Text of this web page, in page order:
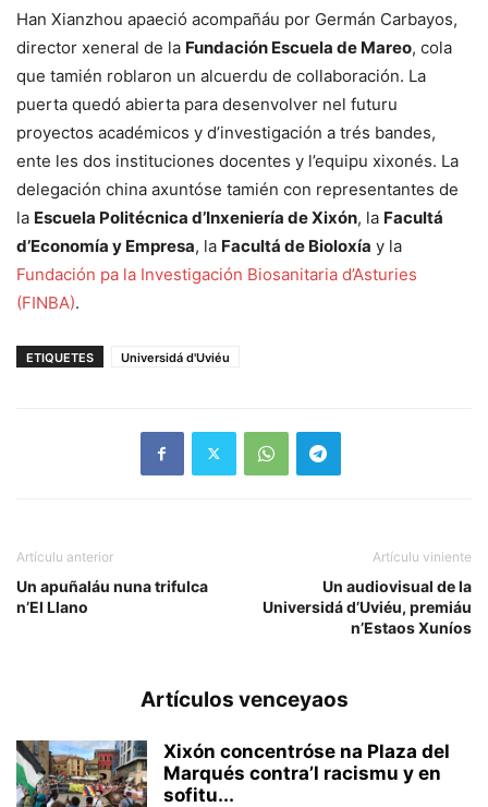
Han Xianzhou apaeció acompañáu por Germán Carbayos,
director xeneral de la Fundación Escuela de Mareo, cola
que tamién roblaron un alcuerdu de collaboración. La
puerta quedó abierta para desenvolver nel futuru
proyectos académicos y d’investigación a trés bandes,
ente les dos instituciones docentes y l’equipu xixonés. La
delegación china axuntóse tamién con representantes de
la Escuela Politécnica d’Inxeniería de Xixón, la Facultá
d’Economía y Empresa, la Facultá de Bioloxía y la
Fundación pa la Investigación Biosanitaria d’Asturies
(FINBA).
ETIQUETES Universidá d'Uviéu
Artículu anterior
Un apuñaláu nuna trifulca
n’El Llano
Artículu viniente
Un audiovisual de la
Universidá d’Uviéu, premiáu
n’Estaos Xuníos
Artículos venceyaos
Xixón concentróse na Plaza del
Marqués contra’l racismu y en
sofitu...